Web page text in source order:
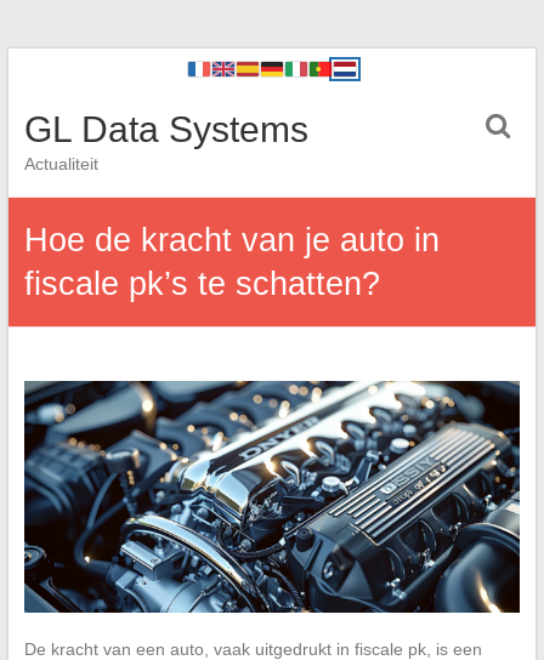
GL Data Systems
Actualiteit
Hoe de kracht van je auto in
fiscale pk’s te schatten?
De kracht van een auto, vaak uitgedrukt in fiscale pk, is een